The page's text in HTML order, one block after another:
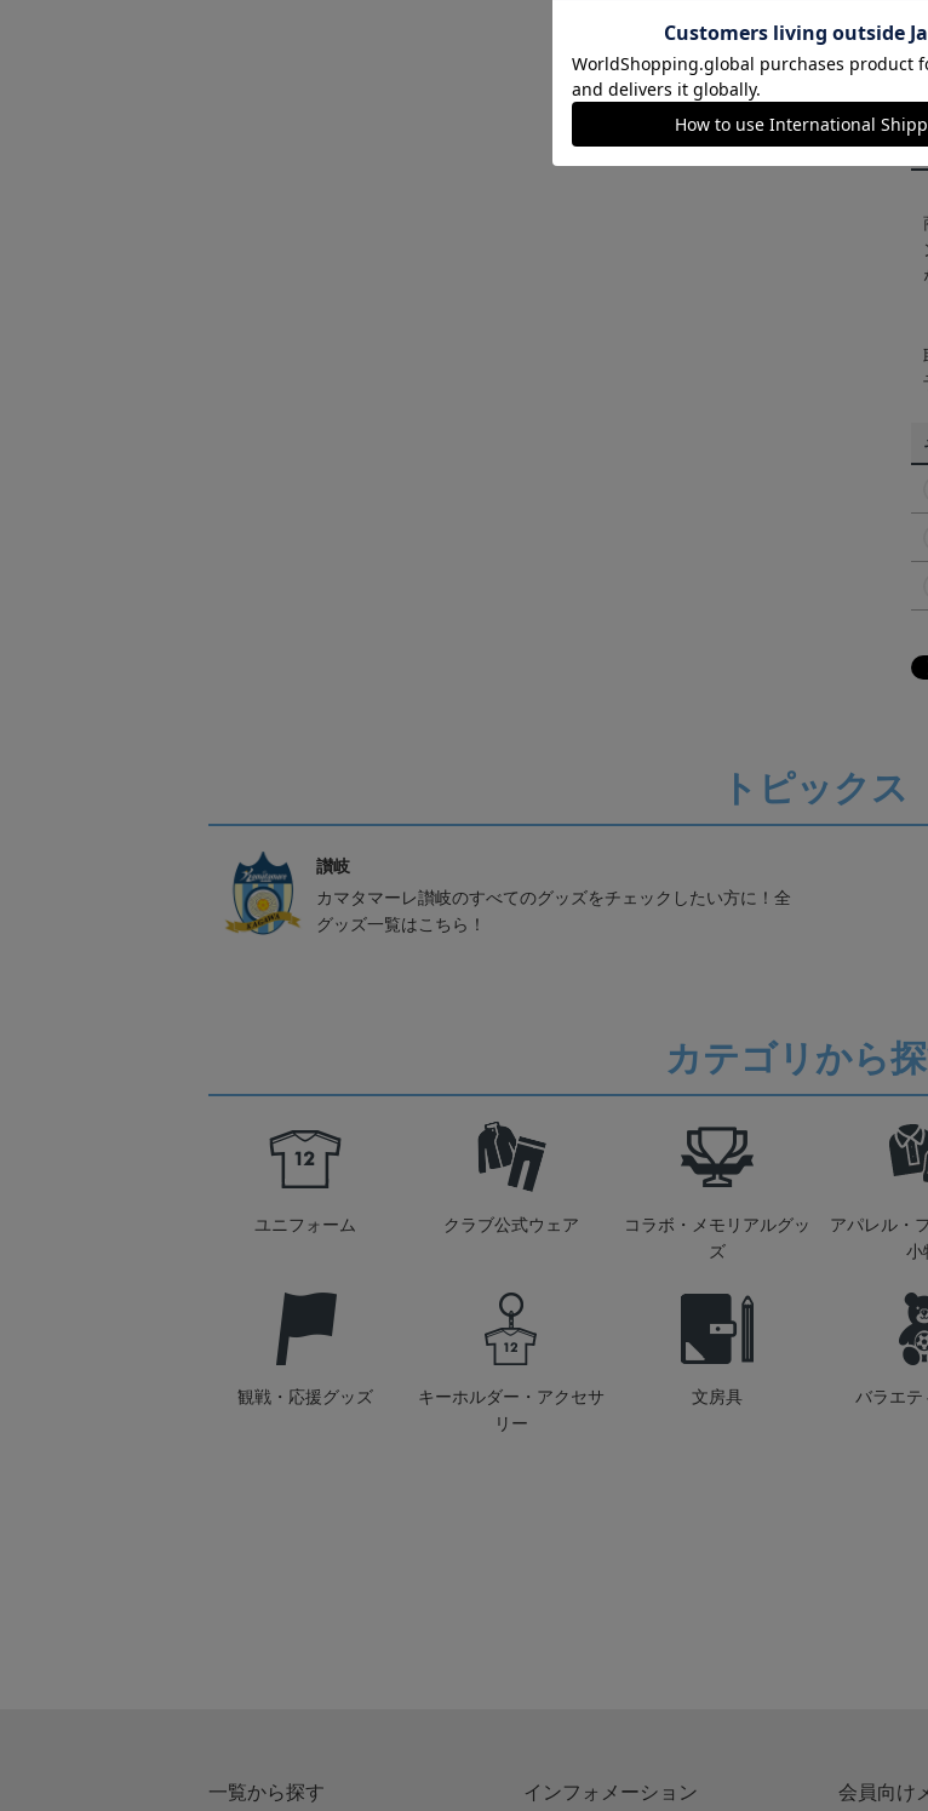
トピックス
讃岐
カマタマーレ讃岐のすべてのグッズをチェックしたい方に！全
グッズ一覧はこちら！
カテゴリから
ユニフォーム クラブ公式ウェア
コラボ・メモリアルグッ
ズ
アパレル・
小
観戦・応援グッズ
キーホルダー・アクセサ
リー
文房具 バラエ
一覧から探す インフォメーション 会員向け